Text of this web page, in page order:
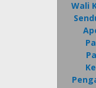
Wali